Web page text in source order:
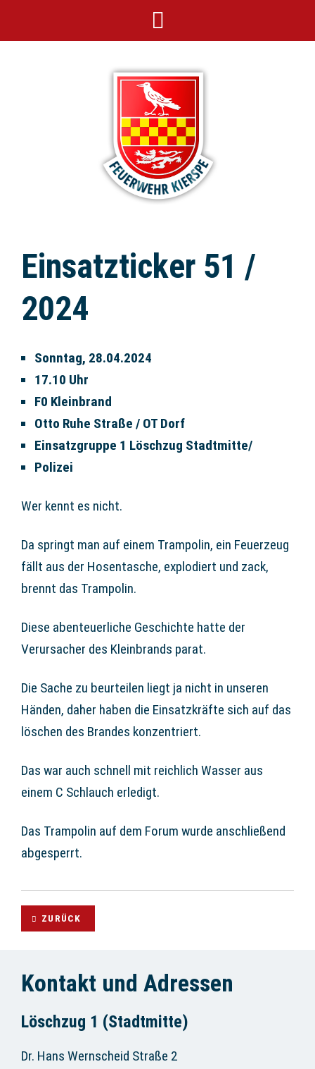
Einsatzticker 51 /
2024
Sonntag, 28.04.2024
17.10 Uhr
F0 Kleinbrand
Otto Ruhe Straße / OT Dorf
Einsatzgruppe 1 Löschzug Stadtmitte/
Polizei
Wer kennt es nicht.
Da springt man auf einem Trampolin, ein Feuerzeug
fällt aus der Hosentasche, explodiert und zack,
brennt das Trampolin.
Diese abenteuerliche Geschichte hatte der
Verursacher des Kleinbrands parat.
Die Sache zu beurteilen liegt ja nicht in unseren
Händen, daher haben die Einsatzkräfte sich auf das
löschen des Brandes konzentriert.
Das war auch schnell mit reichlich Wasser aus
einem C Schlauch erledigt.
Das Trampolin auf dem Forum wurde anschließend
abgesperrt.
ZURÜCK
Kontakt und Adressen
Löschzug 1 (Stadtmitte)
Dr. Hans Wernscheid Straße 2